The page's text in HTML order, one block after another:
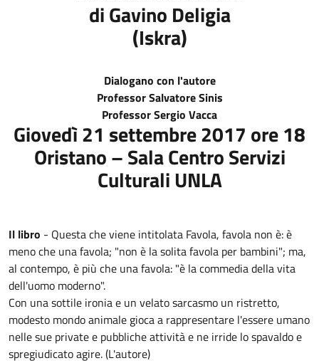
diGavino Deligia
(Iskra)
Dialogano con l'autore
Professor Salvatore Sinis
Professor Sergio Vacca
Giovedì 21 settembre 2017 ore 18
Oristano – Sala Centro Servizi
Culturali UNLA
Il libro - Questa che viene intitolata Favola, favola non è: è
meno che una favola; "non è la solita favola per bambini"; ma,
al contempo, è più che una favola: "è la commedia della vita
dell'uomo moderno".
Con una sottile ironia e un velato sarcasmo un ristretto,
modesto mondo animale gioca a rappresentare l'essere umano
nelle sue private e pubbliche attività e ne irride lo spavaldo e
spregiudicato agire. (L'autore)